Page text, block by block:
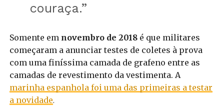
couraça.”
Somente em novembro de 2018é que militares
começaram a anunciar testes de coletes à prova
com uma finíssima camada de grafeno entre as
camadas de revestimento da vestimenta. A
marinha espanhola foi uma das primeiras a testar
a novidade.